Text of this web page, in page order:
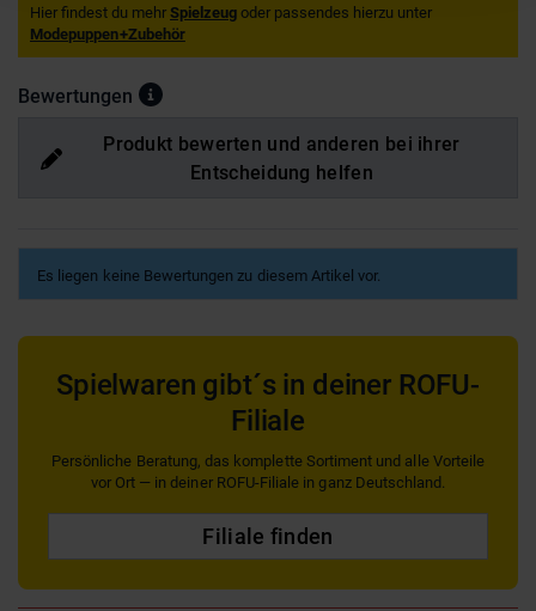
Hier findest du mehr Spielzeug oder passendes hierzu unter
Modepuppen+Zubehör
Bewertungen
Produkt bewerten und anderen bei ihrer
Entscheidung helfen
Es liegen keine Bewertungen zu diesem Artikel vor.
Spielwaren gibt´s in deiner ROFU-
Filiale
Persönliche Beratung, das komplette Sortiment und alle Vorteile
vor Ort — in deiner ROFU-Filiale in ganz Deutschland.
Filiale finden